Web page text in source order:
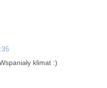
klimat :)